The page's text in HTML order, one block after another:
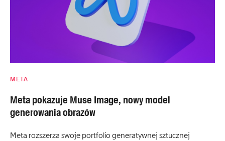
META
Meta pokazuje Muse Image, nowy model
generowania obrazów
Meta rozszerza swoje portfolio generatywnej sztucznej